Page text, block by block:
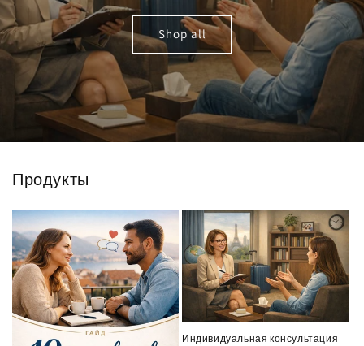
Shop all
Продукты
Индивидуальная консультация